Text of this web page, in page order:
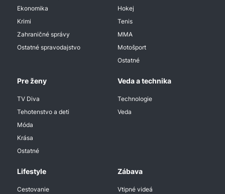
Ekonomika
Krimi
Zahraničné správy
Ostatné spravodajstvo
Hokej
Tenis
MMA
Motošport
Ostatné
Pre ženy
TV Diva
Tehotenstvo a deti
Móda
Krása
Ostatné
Veda a technika
Technologie
Veda
Lifestyle
Cestovanie
Zábava
Vtipné videá